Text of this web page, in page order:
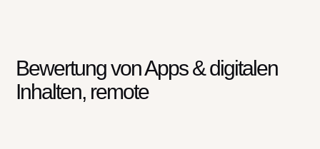
Bewertung von Apps & digitalen
Inhalten, remote